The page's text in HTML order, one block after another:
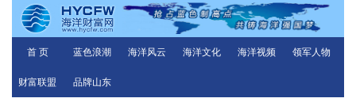
首 页 蓝色浪潮 海洋风云 海洋文化 海洋视频 领军人物
财富联盟 品牌山东